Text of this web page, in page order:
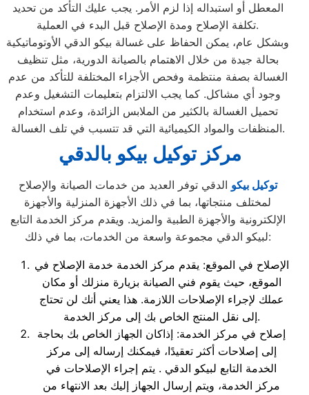
المعطل أو استبداله إذا لزم الأمر. يجب عليك التأكد من تحديد
تكلفة الإصلاح ومدة الإصلاح قبل البدء في العملية.
وبشكل عام، يمكن الحفاظ على غسالة بيكو الدقي الأوتوماتيكية
بحالة جيدة من خلال الاهتمام بالصيانة الدورية، مثل تنظيف
الغسالة بصفة منتظمة وفحص الأجزاء المختلفة للتأكد من عدم
وجود أي مشاكل. كما يجب الالتزام بتعليمات التشغيل وعدم
تحميل الغسالة بالكثير من الملابس الزائدة، وعدم استخدام
المنظفات والمواد الكيميائية التي قد تتسبب في تلف الغسالة.
مركز توكيل بيكو بالدقي
توكيل بيكو الدقي توفر العديد من خدمات الصيانة والإصلاح
لمختلف منتجاتها، بما في ذلك الأجهزة المنزلية والأجهزة
الإلكترونية والأجهزة الطبية والمزيد. ويقدم مركز الخدمة التابع
لبيكو الدقي مجموعة واسعة من الخدمات، بما في ذلك:
الإصلاح في الموقع: يقدم مركز الخدمة خدمة الإصلاح في
الموقع، حيث يقوم فني الصيانة بزيارة منزلك أو مكان
عملك لإجراء الإصلاحات اللازمة. هذا يعني أنك لن تحتاج
إلى نقل المنتج الخاص بك إلى مركز الخدمة.
إصلاح في مركز الخدمة: إذاكان الجهاز الخاص بك بحاجة
إلى إصلاحات أكثر تعقيدًا، فيمكنك إرساله إلى مركز
الخدمة التابع لبيكو الدقي . يتم إجراء الإصلاحات في
مركز الخدمة، ويتم إرسال الجهاز إليك بعد الانتهاء من